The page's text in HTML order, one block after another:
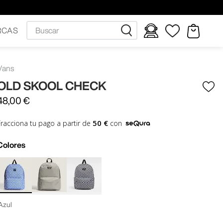
SKOOL CHECK
, 00 €
tu pago a partir de 50 €con